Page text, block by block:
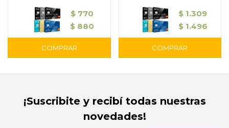
$ 770
$ 880
$ 1.309
$ 1.496
¡Suscribite y recibí todas nuestras
novedades!